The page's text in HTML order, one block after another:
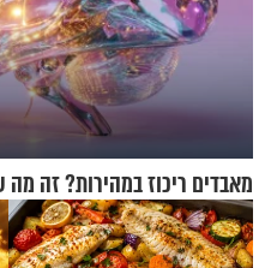
מאבדים ריכוז במהירות? זה